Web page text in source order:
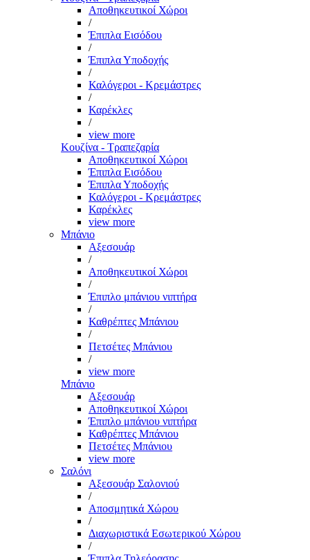
Αποθηκευτικοί Χώροι
/
Έπιπλα Εισόδου
/
Έπιπλα Υποδοχής
/
Καλόγεροι - Κρεμάστρες
/
Καρέκλες
/
view more
Κουζίνα - Τραπεζαρία
Αποθηκευτικοί Χώροι
Έπιπλα Εισόδου
Έπιπλα Υποδοχής
Καλόγεροι - Κρεμάστρες
Καρέκλες
view more
Μπάνιο
Αξεσουάρ
/
Αποθηκευτικοί Χώροι
/
Έπιπλο μπάνιου νιπτήρα
/
Καθρέπτες Μπάνιου
/
Πετσέτες Μπάνιου
/
view more
Μπάνιο
Αξεσουάρ
Αποθηκευτικοί Χώροι
Έπιπλο μπάνιου νιπτήρα
Καθρέπτες Μπάνιου
Πετσέτες Μπάνιου
view more
Σαλόνι
Αξεσουάρ Σαλονιού
/
Αποσμητικά Χώρου
/
Διαχωριστικά Εσωτερικού Χώρου
/